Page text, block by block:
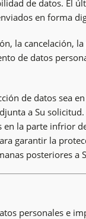
de datos. El
en forma
la
de datos
de datos sea
a Su
en la parte infrior
garantir la
posteriores a
personales e